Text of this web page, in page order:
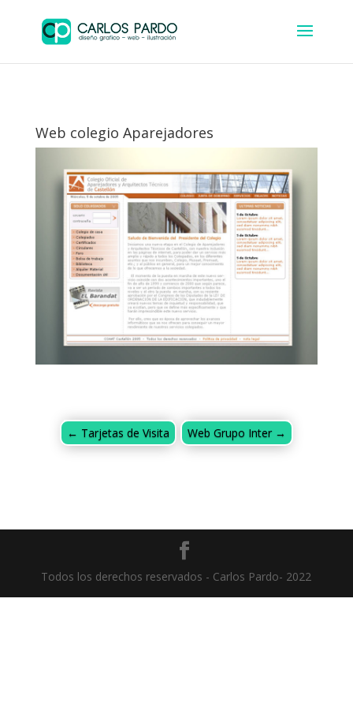
Web colegio Aparejadores
← Tarjetas de Visita Web Grupo Inter →
Todos los derechos reservados - Carlos Pardo- 2022